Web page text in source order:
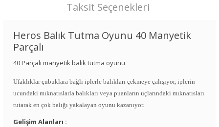
Taksit Seçenekleri
Heros Balık Tutma Oyunu 40 Manyetik
Parçalı
40 Parçalı manyetik balık tutma oyunu
Ufaklıklar çubuklara bağlı iplerle balıkları çekmeye çalışıyor, iplerin
ucundaki mıknatıslarla balıkları veya puanların uçlarındaki mıknatısları
tutarak en çok balığı yakalayan oyunu kazanıyor.
Gelişim Alanları :